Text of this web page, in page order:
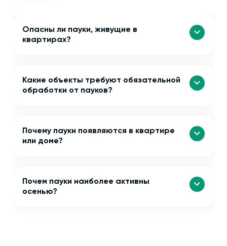
Опасны ли пауки, живущие в
квартирах?
Какие объекты требуют обязательной
обработки от пауков?
Почему пауки появляются в квартире
или доме?
Почем пауки наиболее активны
осенью?